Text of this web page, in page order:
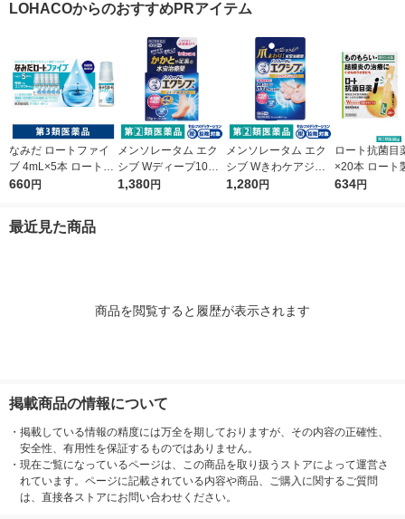
頭痛 オリジナル【第1
LOHACOからのおすすめPRアイテム
なみだ ロートファイ
ブ 4mL×5本 ロート製
薬 目薬 乾き目 疲れ目
660円
メンソレータム エク
シブ Wディープ10ク
リーム ロート製薬★
1,380円
メンソレータム エク
シブ Wきわケアジェ
ル 15g ロート製薬 ★
1,280円
ロート抗菌目
×20本 ロート
薬 ものもらい
634円
最近見た商品
商品を閲覧すると履歴が表示されます
掲載商品の情報について
・ 掲載している情報の精度には万全を期しておりますが、その内容の正確性、
安全性、有用性を保証するものではありません。
・ 現在ご覧になっているページは、この商品を取り扱うストアによって運営さ
れています。ページに記載されている内容や商品、ご購入に関するご質問
は、直接各ストアにお問い合わせください。